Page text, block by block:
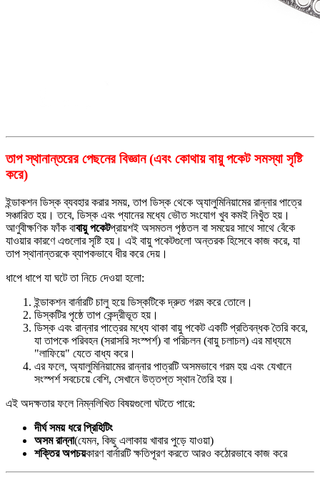
তাপ স্থানান্তরের পেছনের বিজ্ঞান (এবং কোথায় বায়ু পকেট সমস্যা সৃষ্টি
করে)
ইন্ডাকশন ডিস্ক ব্যবহার করার সময়, তাপ ডিস্ক থেকে অ্যালুমিনিয়ামের রান্নার পাত্রে
সঞ্চারিত হয়। তবে, ডিস্ক এবং প্যানের মধ্যে ভৌত সংযোগ খুব কমই নিখুঁত হয়।
আণুবীক্ষণিক ফাঁক বাবায়ু পকেটপ্রায়শই অসমতল পৃষ্ঠতল বা সময়ের সাথে সাথে বেঁকে
যাওয়ার কারণে এগুলোর সৃষ্টি হয়। এই বায়ু পকেটগুলো অন্তরক হিসেবে কাজ করে, যা
তাপ স্থানান্তরকে ব্যাপকভাবে ধীর করে দেয়।
ধাপে ধাপে যা ঘটে তা নিচে দেওয়া হলো:
ইন্ডাকশন বার্নারটি চালু হয়ে ডিস্কটিকে দ্রুত গরম করে তোলে।
ডিস্কটির পৃষ্ঠে তাপ কেন্দ্রীভূত হয়।
ডিস্ক এবং রান্নার পাত্রের মধ্যে থাকা বায়ু পকেট একটি প্রতিবন্ধক তৈরি করে,
যা তাপকে পরিবহন (সরাসরি সংস্পর্শ) বা পরিচলন (বায়ু চলাচল) এর মাধ্যমে
"লাফিয়ে" যেতে বাধ্য করে।
এর ফলে, অ্যালুমিনিয়ামের রান্নার পাত্রটি অসমভাবে গরম হয় এবং যেখানে
সংস্পর্শ সবচেয়ে বেশি, সেখানে উত্তপ্ত স্থান তৈরি হয়।
এই অদক্ষতার ফলে নিম্নলিখিত বিষয়গুলো ঘটতে পারে:
দীর্ঘ সময় ধরে প্রিহিটিং
অসম রান্না(যেমন, কিছু এলাকায় খাবার পুড়ে যাওয়া)
শক্তির অপচয়কারণ বার্নারটি ক্ষতিপূরণ করতে আরও কঠোরভাবে কাজ করে